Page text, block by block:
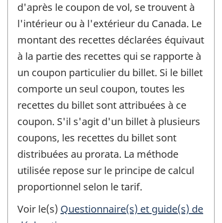
d'après le coupon de vol, se trouvent à
l'intérieur ou à l'extérieur du Canada. Le
montant des recettes déclarées équivaut
à la partie des recettes qui se rapporte à
un coupon particulier du billet. Si le billet
comporte un seul coupon, toutes les
recettes du billet sont attribuées à ce
coupon. S'il s'agit d'un billet à plusieurs
coupons, les recettes du billet sont
distribuées au prorata. La méthode
utilisée repose sur le principe de calcul
proportionnel selon le tarif.
Voir le(s) Questionnaire(s) et guide(s) de